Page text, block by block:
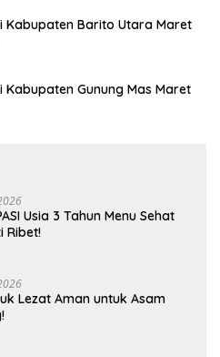
Kabupaten Barito Utara Maret
Kabupaten Gunung Mas Maret
Usia 3 Tahun Menu Sehat
Ribet!
Lezat Aman untuk Asam